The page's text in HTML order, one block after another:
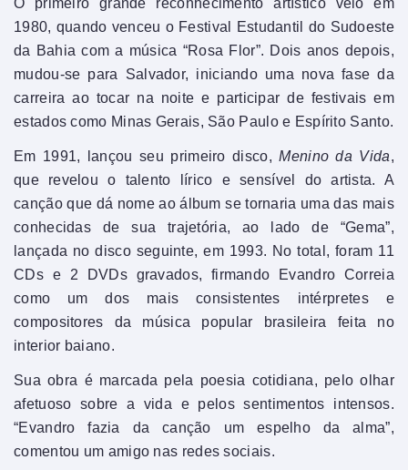
1980, quando venceu o Festival Estudantil do Sudoeste
da Bahia com a música “Rosa Flor”. Dois anos depois,
mudou-se para Salvador, iniciando uma nova fase da
carreira ao tocar na noite e participar de festivais em
estados como Minas Gerais, São Paulo e Espírito Santo.
Em 1991, lançou seu primeiro disco,Menino da Vida,
que revelou o talento lírico e sensível do artista. A
canção que dá nome ao álbum se tornaria uma das mais
conhecidas de sua trajetória, ao lado de “Gema”,
lançada no disco seguinte, em 1993. No total, foram 11
CDs e 2 DVDs gravados, firmando Evandro Correia
como um dos mais consistentes intérpretes e
compositores da música popular brasileira feita no
interior baiano.
Sua obra é marcada pela poesia cotidiana, pelo olhar
afetuoso sobre a vida e pelos sentimentos intensos.
“Evandro fazia da canção um espelho da alma”,
comentou um amigo nas redes sociais.